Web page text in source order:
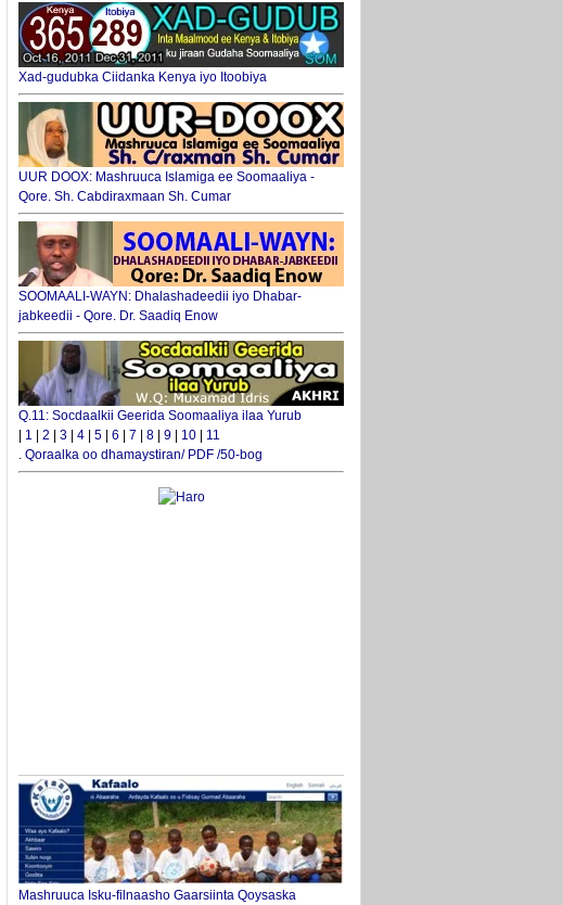
Xad-gudubka Ciidanka Kenya iyo Itoobiya
UUR DOOX: Mashruuca Islamiga ee Soomaaliya -
Qore. Sh. Cabdiraxmaan Sh. Cumar
SOOMAALI-WAYN: Dhalashadeedii iyo Dhabar-
jabkeedii - Qore. Dr. Saadiq Enow
Q.11: Socdaalkii Geerida Soomaaliya ilaa Yurub
1 2 3 4 5 6 7 8 9 10
11
. Qoraalka oo dhamaystiran/ PDF /50-bog
Mashruuca Isku-filnaasho Gaarsiinta Qoysaska